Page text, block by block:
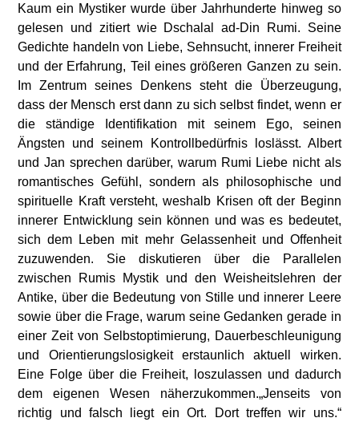
Kaum ein Mystiker wurde über Jahrhunderte hinweg so
gelesen und zitiert wie Dschalal ad-Din Rumi. Seine
Gedichte handeln von Liebe, Sehnsucht, innerer Freiheit
und der Erfahrung, Teil eines größeren Ganzen zu sein.
Im Zentrum seines Denkens steht die Überzeugung,
dass der Mensch erst dann zu sich selbst findet, wenn er
die ständige Identifikation mit seinem Ego, seinen
Ängsten und seinem Kontrollbedürfnis loslässt. Albert
und Jan sprechen darüber, warum Rumi Liebe nicht als
romantisches Gefühl, sondern als philosophische und
spirituelle Kraft versteht, weshalb Krisen oft der Beginn
innerer Entwicklung sein können und was es bedeutet,
sich dem Leben mit mehr Gelassenheit und Offenheit
zuzuwenden. Sie diskutieren über die Parallelen
zwischen Rumis Mystik und den Weisheitslehren der
Antike, über die Bedeutung von Stille und innerer Leere
sowie über die Frage, warum seine Gedanken gerade in
einer Zeit von Selbstoptimierung, Dauerbeschleunigung
und Orientierungslosigkeit erstaunlich aktuell wirken.
Eine Folge über die Freiheit, loszulassen und dadurch
dem eigenen Wesen näherzukommen.„Jenseits von
richtig und falsch liegt ein Ort. Dort treffen wir uns.“